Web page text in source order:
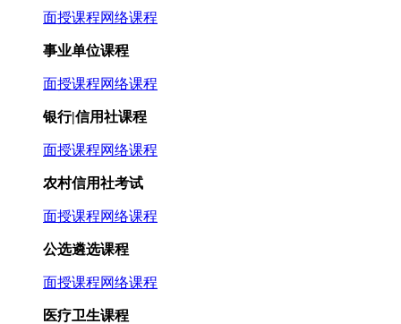
面授课程网络课程
事业单位课程
面授课程网络课程
银行|信用社课程
面授课程网络课程
农村信用社考试
面授课程网络课程
公选遴选课程
面授课程网络课程
医疗卫生课程